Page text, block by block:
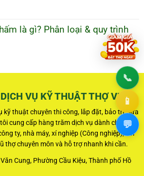
là gì? Phân loại & quy trình
VỤ KỸ THUẬT THỢ VIỆT
kỹ thuật chuyên thi công, lắp đặt, bảo trì, sửa
cung cấp hàng trăm dịch vụ dành cho hộ
ty, nhà máy, xí nghiệp (Công nghiệp), với
thợ chuyên môn và hỗ trợ nhanh khi cần.
Cung, Phường Cầu Kiệu, Thành phố Hồ
📞
📱
💬